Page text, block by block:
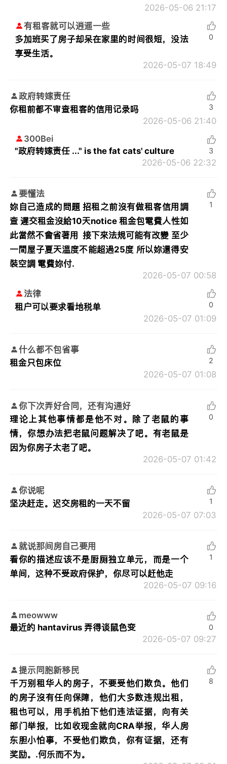
2026-05-06 21:17
有租客就可以逍遥一些
多加班买了房子却呆在家里的时间很短，没法
享受生活。
2026-05-07 18:49
0
政府转嫁责任
你租前都不审查租客的信用记录吗
2026-05-06 21:40
3
300Bei
"政府转嫁责任 ..." is the fat cats' culture
2026-05-06 22:32
3
要懂法
妳自己造成的問題 招租之前沒有做租客信用調
查 遲交租金沒給10天notice 租金包電費人性如
此當然不會省著用 接下來法規可能有改變 至少
一間屋子夏天溫度不能超過25度 所以妳還得安
裝空調 電費妳付.
2026-05-07 00:58
1
法律
租户可以要求看地税单
2026-05-07 01:09
0
什么都不包省事
租金只包床位
2026-05-07 01:08
2
你下次弄好合同，还有沟通好
理论上其他事情都是他不对。除了老鼠的事
情，你想办法把老鼠问题解决了吧。有老鼠是
因为你房子太老了吧。
2026-05-07 01:42
0
你说呢
坚决赶走。迟交房租的一天不留
2026-05-07 07:03
1
就说那间房自己要用
看你的描述应该不是厨厕独立单元，而是一个
单间，这种不受政府保护，你尽可以赶他走
2026-05-07 09:16
1
meowww
最近的 hantavirus 弄得谈鼠色变
2026-05-07 09:27
0
提示同胞新移民
千万别租华人的房子，不要受他们欺负。他们
的房子沒有任向保障，他们大多数违规出租，
租也可以，用手机拍下他们违法证据，向有关
部门举报，比如收现金就向CRA举报，华人房
东胆小怕事，不受他们欺负，你有证据，还有
奖励。.何乐而不为。
8